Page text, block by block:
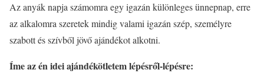
Az anyák napja számomra egy igazán különleges ünnepnap, erre
az alkalomra szeretek mindig valami igazán szép, személyre
szabott és szívből jövő ajándékot alkotni.
Íme az én idei ajándékötletem lépésről-lépésre: